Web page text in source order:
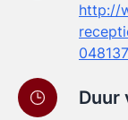
http://
Duur